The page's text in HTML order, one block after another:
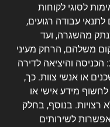
לסוגי לקוחות
עבודה רגועים,
מהשגרה, ועד
משלהם, הרחק מעיני
והיציאה לדירה
או אנשי צוות. כך,
מידע אישי או
רצויות. בנוסף, בחלק
לשירותים